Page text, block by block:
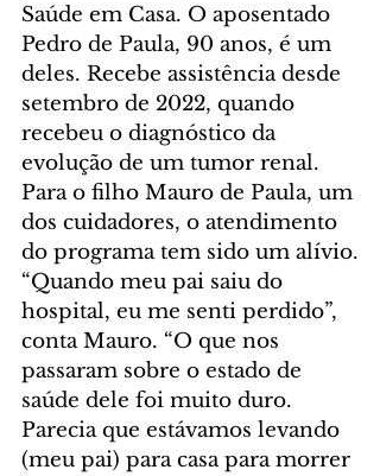
Saúde em Casa. O aposentado
Pedro de Paula, 90 anos, é um
deles. Recebe assistência desde
setembro de 2022, quando
recebeu o diagnóstico da
evolução de um tumor renal.
Para o filho Mauro de Paula, um
dos cuidadores, o atendimento
do programa tem sido um alívio.
“Quando meu pai saiu do
hospital, eu me senti perdido”,
conta Mauro. “O que nos
passaram sobre o estado de
saúde dele foi muito duro.
Parecia que estávamos levando
(meu pai) para casa para morrer